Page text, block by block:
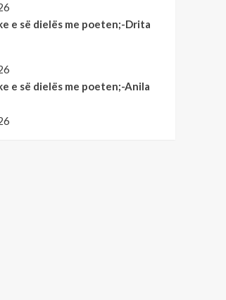
dielës me poeten;-Drita
e së dielës me poeten;-Drita
e së dielës me poeten;-Anila